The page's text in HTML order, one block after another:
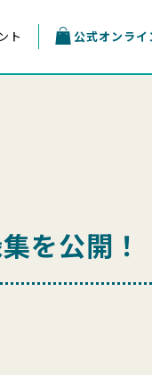
ト 公式オンラ
を公開！